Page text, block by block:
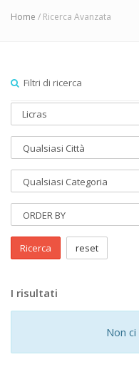
Home / Ricerca Avanzata
Filtri di ricerca
Ricerca reset
I risultati
Non